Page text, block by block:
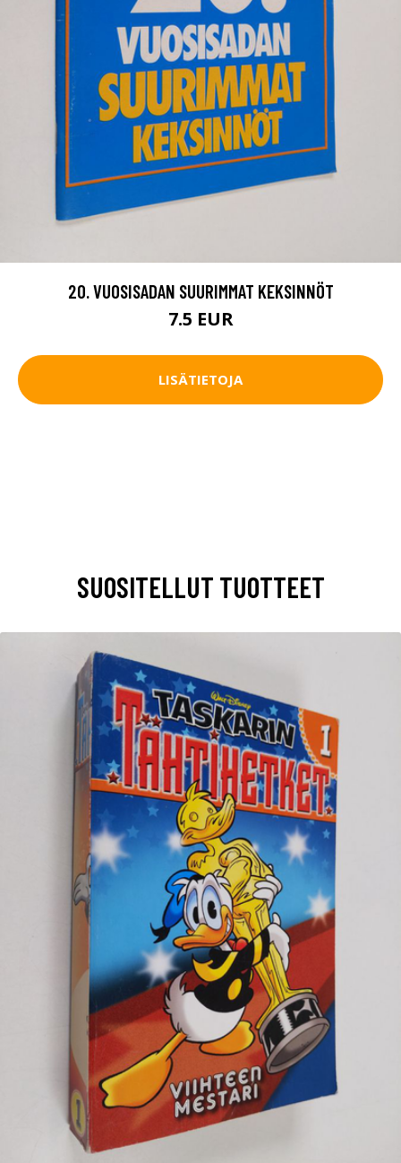
20. VUOSISADAN SUURIMMAT KEKSINNÖT
7.5 EUR
LISÄTIETOJA
SUOSITELLUT TUOTTEET